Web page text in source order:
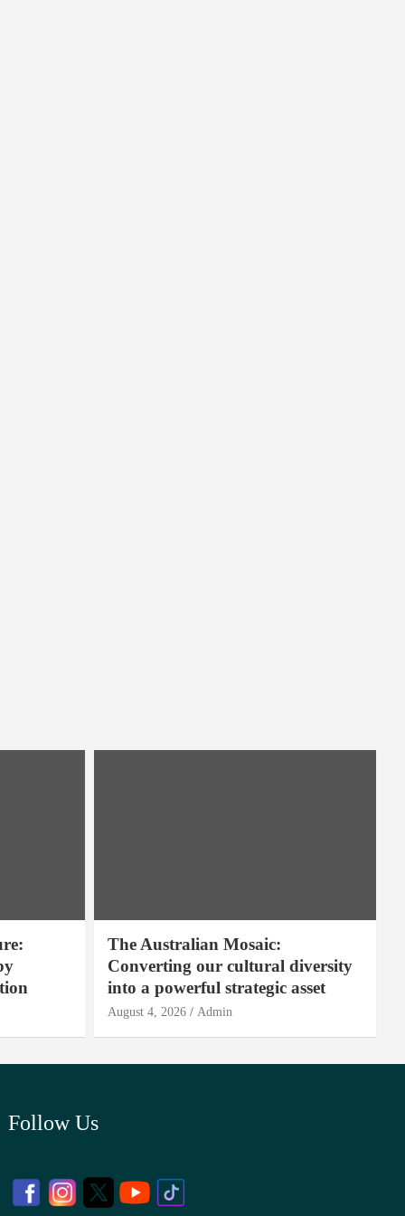
The Australian Mosaic:
Converting our cultural diversity
into a powerful strategic asset
August 4, 2026 Admin
Follow Us